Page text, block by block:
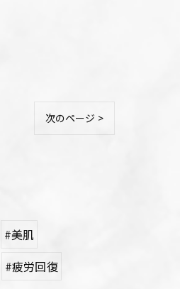
次のページ >
#美肌
#疲労回復